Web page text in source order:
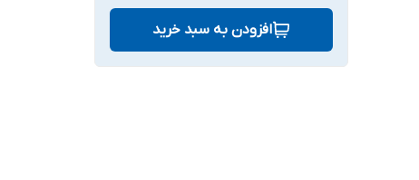
افزودن به سبد خرید